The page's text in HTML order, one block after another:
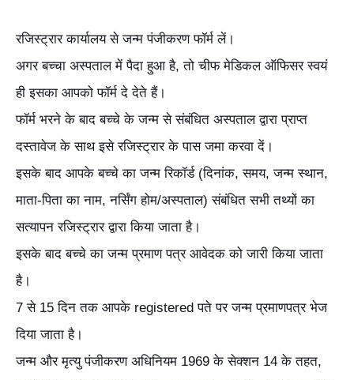
रजिस्ट्रार कार्यालय से जन्म पंजीकरण फॉर्म लें।
अगर बच्चा अस्पताल में पैदा हुआ है, तो चीफ मेडिकल ऑफिसर स्वयं
ही इसका आपको फॉर्म दे देते हैं।
फॉर्म भरने के बाद बच्चे के जन्म से संबंधित अस्पताल द्वारा प्राप्त
दस्तावेज के साथ इसे रजिस्ट्रार के पास जमा करवा दें।
इसके बाद आपके बच्चे का जन्म रिकॉर्ड (दिनांक, समय, जन्म स्थान,
माता-पिता का नाम, नर्सिंग होम/अस्पताल) संबंधित सभी तथ्यों का
सत्यापन रजिस्ट्रार द्वारा किया जाता है।
इसके बाद बच्चे का जन्म प्रमाण पत्र आवेदक को जारी किया जाता
है।
7 से 15 दिन तक आपके registered पते पर जन्म प्रमाणपत्र भेज
दिया जाता है।
जन्म और मृत्यु पंजीकरण अधिनियम 1969 के सेक्शन 14 के तहत,